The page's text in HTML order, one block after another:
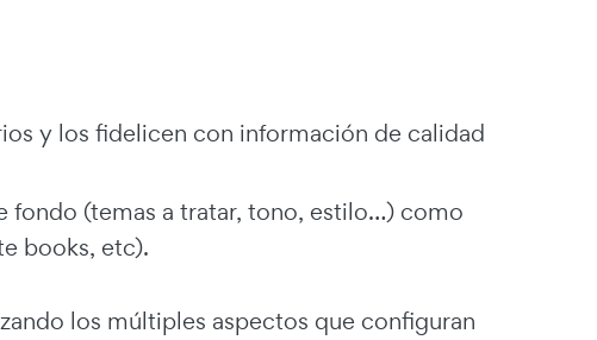
y los fidelicen con información de calidad
fondo (temas a tratar, tono, estilo…) como
books, etc).
los múltiples aspectos que configuran